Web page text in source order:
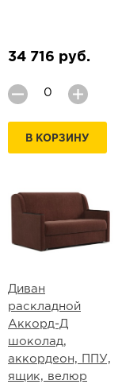
34 716 руб.
В КОРЗИНУ
Диван
раскладной
Аккорд-Д
шоколад,
аккордеон, ППУ,
ящик, велюр